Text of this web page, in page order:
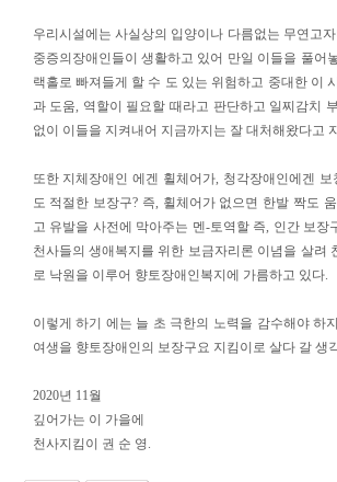
우리시설에는 사실상의 입양이나 다름없는 무연고
중증의장애인들이 생활하고 있어 만일 이들을 풀어
랙홀로 빠져들게 할 수 도 있는 위험하고 중대한 이
과 도움, 역할이 필요할 때라고 판단하고 일찌감치
없이 이들을 지켜내어 지금까지는 잘 대처해왔다고
또한 지체장애인 에겐 휠체어가, 청각장애인에겐
도 적절한 보장구? 즉, 휠체어가 없으면 한발 짝도
고 유발을 사전에 막아주는 멘-토역할 즉, 인간 보장
천사들의 생애복지를 위한 보금자리론 이념을 살려
로 낙원을 이루어 향토장애인복지에 가름하고 있다.
이렇게 하기 에는 늘 초 극한의 노력을 감수해야 하
여생을 향토장애인의 보장구요 지킴이로 살다 갈 생
2020년 11월
깊어가는 이 가을에
천사지킴이 권 순 영.